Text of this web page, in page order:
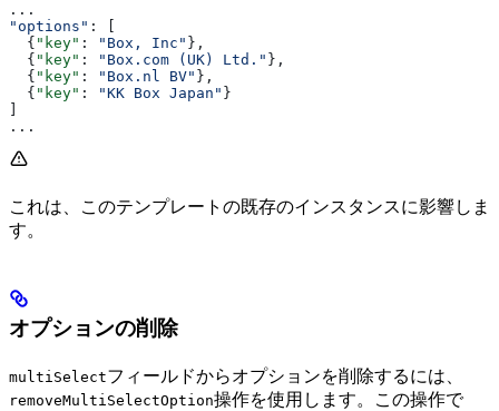
...
"options" : [
  {
"key" : "Box, Inc" },
  {
"key" : "Box.com (UK) Ltd." },
  {
"key" : "Box.nl BV" },
  {
"key" : "KK Box Japan" }
...
これは、このテンプレートの既存のインスタンスに影響しま
す。
オプションの削除
multiSelectフィールドからオプションを削除するには、
removeMultiSelectOption操作を使用します。この操作で